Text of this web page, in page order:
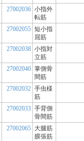
27002036 小指外
転筋
27002055 短小指
屈筋
27002038 小指対
立筋
27002040 掌側骨
間筋
27002032 手虫様
筋
27002033 手背側
骨間筋
27002065 大腿筋
膜張筋